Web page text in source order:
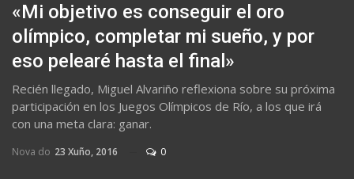
«Mi objetivo es conseguir el oro
olímpico, completar mi sueño, y por
eso pelearé hasta el final»
Recién llegado, Miguel Alvariño reflexiona sobre su próxima
participación en los Juegos Olímpicos de Río, a los que irá
con una meta clara: ganar.
Nova do 23 Xuño, 2016 0